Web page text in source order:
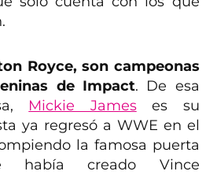
Royce, son campeonas
de Impact. De esa
Mickie Jameses su
ya regresó a WWE en el
la famosa puerta
había creado Vince